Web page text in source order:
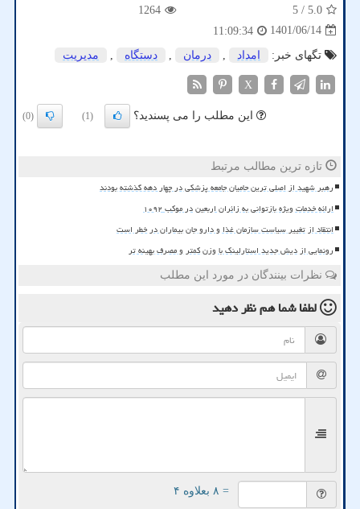
5.0
/ 5
1264
1401/06/14
11:09:34
تگهای خبر:
امداد , درمان , دستگاه , مدیریت
X
این مطلب را می پسندید؟ (1)
(0)
تازه ترین مطالب مرتبط
رهبر شهید از اصلی ترین حامیان جامعه پزشکی در چهار دهه گذشته بودند
ارائه خدمات ویژه بازتوانی به زائران اربعین در موکب ۱۰۹۲
انتقاد از تغییر سیاست سازمان غذا و دارو جان بیماران در خطر است
رونمایی از دیش جدید استارلینک با وزن کمتر و مصرف بهینه تر
نظرات بینندگان در مورد این مطلب
لطفا شما همنظر دهید
= ۸ بعلاوه ۴